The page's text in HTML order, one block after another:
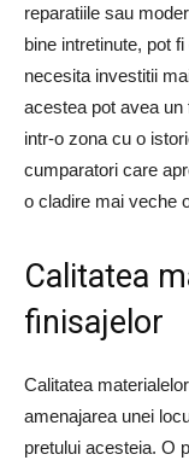
reparatiile sau
bine intretinute, pot
necesita investitii
acestea pot avea
intr-o zona cu o
cumparatori care
o cladire mai veche
Calitatea
finisajelor
Calitatea
amenajarea unei
pretului acesteia. O